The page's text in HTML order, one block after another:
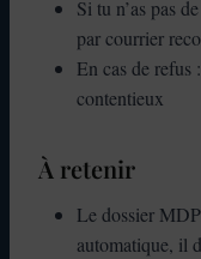
Si tu n’as pas
par courrier
En cas de
contentieux
À retenir
Le dossier
automatique, il